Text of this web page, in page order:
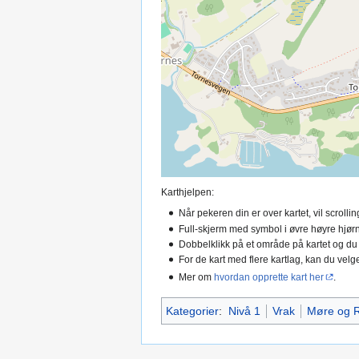
Karthjelpen:
Når pekeren din er over kartet, vil
Full-skjerm med symbol i øvre høyre
Dobbelklikk på et område på kartet og
For de kart med flere kartlag, kan du
Mer om hvordan opprette kart her
Kategorier: Nivå 1 Vrak Møre og